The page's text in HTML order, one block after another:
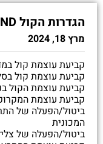
הגדרות הקול SOUND
מרץ 18, 2024
קביעת עוצמת קול
קביעת עוצמת קול
קביעת עוצמת הקול
קביעת עוצמת
ביטול/הפעלה של
המכונית
ביטול/הפעלה של